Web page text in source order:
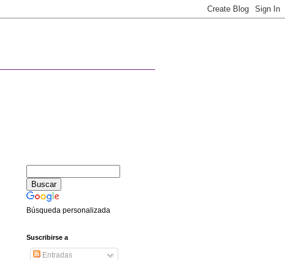
Búsqueda personalizada
Suscribirse a
Entradas